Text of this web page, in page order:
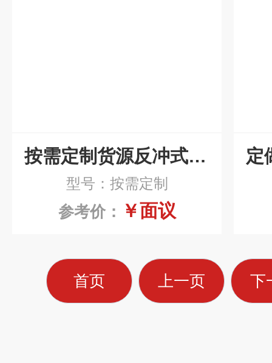
按需定制货源反冲式滚筒刮板排屑机
型号：按需定制
参考价： ￥面议
首页 上一页 下